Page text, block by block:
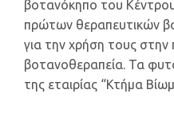
βοτανόκηπο του
πρώτων θεραπευτικών
για την χρήση τους στην
βοτανοθεραπεία. Τα
της εταιρίας “Κτήμα